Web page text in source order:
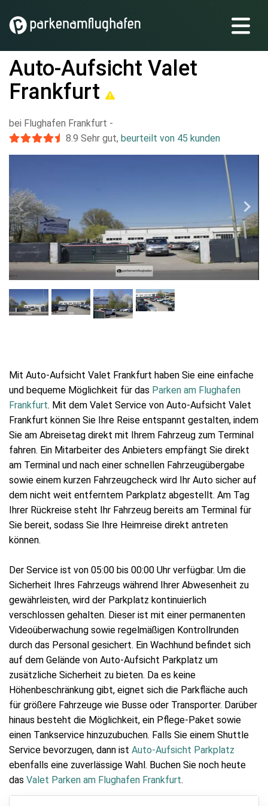
Auto-Aufsicht Valet
Frankfurt
bei Flughafen Frankfurt -
8.9 Sehr gut, beurteilt von 45 kunden
Mit Auto-Aufsicht Valet Frankfurt haben Sie eine einfache
und bequeme Möglichkeit für das Parken am Flughafen
Frankfurt. Mit dem Valet Service von Auto-Aufsicht Valet
Frankfurt können Sie Ihre Reise entspannt gestalten, indem
Sie am Abreisetag direkt mit Ihrem Fahrzeug zum Terminal
fahren. Ein Mitarbeiter des Anbieters empfängt Sie direkt
am Terminal und nach einer schnellen Fahrzeugübergabe
sowie einem kurzen Fahrzeugcheck wird Ihr Auto sicher auf
dem nicht weit entferntem Parkplatz abgestellt. Am Tag
Ihrer Rückreise steht Ihr Fahrzeug bereits am Terminal für
Sie bereit, sodass Sie Ihre Heimreise direkt antreten
können.
Der Service ist von 05:00 bis 00:00 Uhr verfügbar. Um die
Sicherheit Ihres Fahrzeugs während Ihrer Abwesenheit zu
gewährleisten, wird der Parkplatz kontinuierlich
verschlossen gehalten. Dieser ist mit einer permanenten
Videoüberwachung sowie regelmäßigen Kontrollrunden
durch das Personal gesichert. Ein Wachhund befindet sich
auf dem Gelände von Auto-Aufsicht Parkplatz um
zusätzliche Sicherheit zu bieten. Da es keine
Höhenbeschränkung gibt, eignet sich die Parkfläche auch
für größere Fahrzeuge wie Busse oder Transporter. Darüber
hinaus besteht die Möglichkeit, ein Pflege-Paket sowie
einen Tankservice hinzuzubuchen. Falls Sie einem Shuttle
Service bevorzugen, dann ist Auto-Aufsicht Parkplatz
ebenfalls eine zuverlässige Wahl. Buchen Sie noch heute
das Valet Parken am Flughafen Frankfurt.